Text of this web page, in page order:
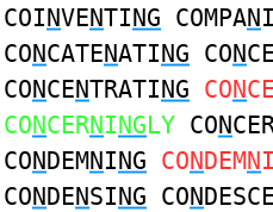
COINVENTING COMPAN
CONCATENATING CONCE
CONCENTRATING CONCE
CONCERNINGLY CON
CONDEMNING CONDEMNI
CONDENSING CONDESCE